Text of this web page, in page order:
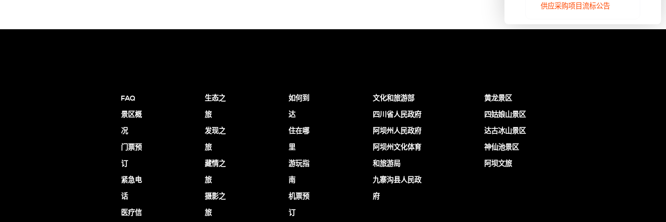
供应采购项目流标公告
FAQ
景区概
况
门票预
订
紧急电
话
医疗信
生态之
旅
发现之
旅
藏情之
旅
摄影之
旅
如何到
达
住在哪
里
游玩指
南
机票预
订
文化和旅游部
四川省人民政府
阿坝州人民政府
阿坝州文化体育
和旅游局
九寨沟县人民政
府
黄龙景区
四姑娘山景区
达古冰山景区
神仙池景区
阿坝文旅